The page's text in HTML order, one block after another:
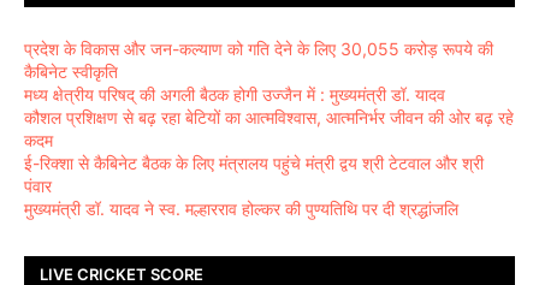
प्रदेश के विकास और जन-कल्याण को गति देने के लिए 30,055 करोड़ रूपये की
कैबिनेट स्वीकृति
मध्य क्षेत्रीय परिषद् की अगली बैठक होगी उज्जैन में : मुख्यमंत्री डॉ. यादव
कौशल प्रशिक्षण से बढ़ रहा बेटियों का आत्मविश्वास, आत्मनिर्भर जीवन की ओर बढ़ रहे
कदम
ई-रिक्शा से कैबिनेट बैठक के लिए मंत्रालय पहुंचे मंत्री द्वय श्री टेटवाल और श्री
पंवार
मुख्यमंत्री डॉ. यादव ने स्व. मल्हारराव होल्कर की पुण्यतिथि पर दी श्रद्धांजलि
LIVE CRICKET SCORE